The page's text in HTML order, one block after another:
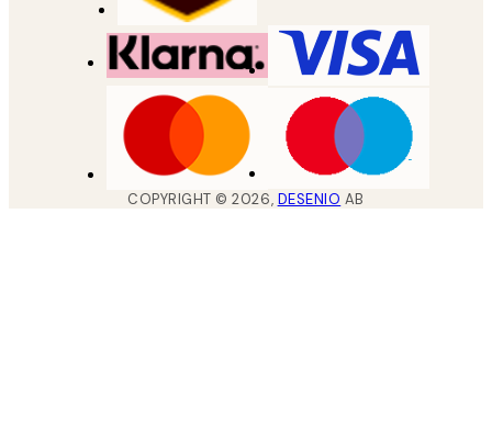
COPYRIGHT ©2026, DESENIO AB